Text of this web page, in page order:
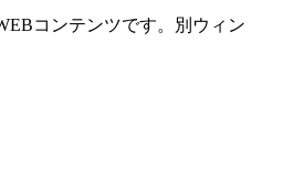
コンテンツです。別ウィン